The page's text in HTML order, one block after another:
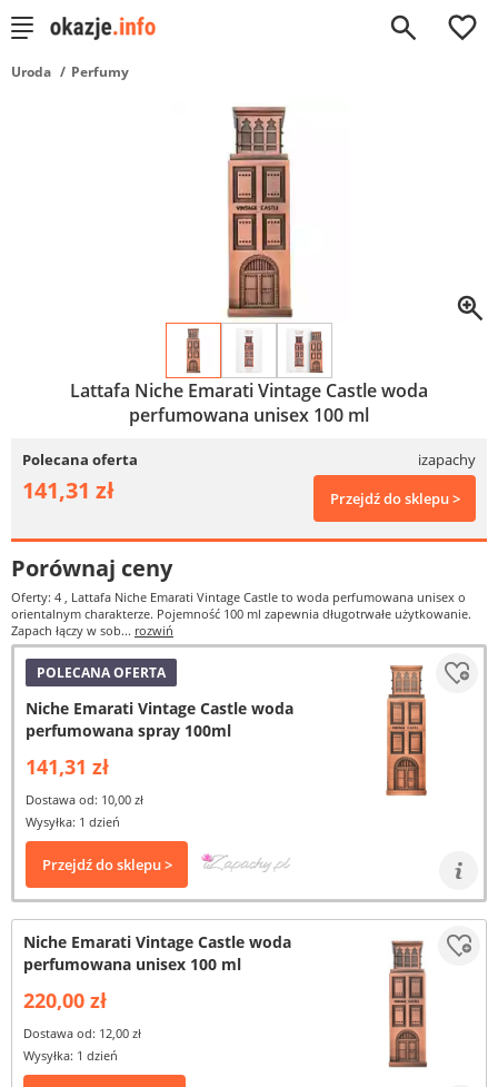
0
Uroda Perfumy
Lattafa Niche Emarati Vintage Castle woda
perfumowana unisex 100 ml
Polecana oferta izapachy
141,31 zł Przejdź do sklepu >
Porównaj ceny
Oferty: 4 , Lattafa Niche Emarati Vintage Castle to woda perfumowana unisex o
orientalnym charakterze. Pojemność 100 ml zapewnia długotrwałe użytkowanie.
Zapach łączy w sob... rozwiń
POLECANA OFERTA
Niche Emarati Vintage Castle woda
perfumowana spray 100ml
141,31 zł
Dostawa od: 10,00 zł
Wysyłka: 1 dzień
Przejdź do sklepu >
Niche Emarati Vintage Castle woda
perfumowana unisex 100 ml
220,00 zł
Dostawa od: 12,00 zł
Wysyłka: 1 dzień